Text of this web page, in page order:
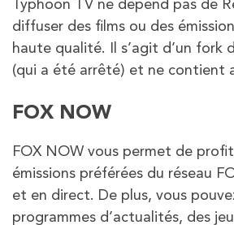
Typhoon TV ne dépend pas de
diffuser des films ou des
haute qualité. Il s’agit d’un fork
(qui a été arrêté) et ne contient
FOX NOW
FOX NOW vous permet de
émissions préférées du réseau
et en direct. De plus, vous
programmes d’actualités, des